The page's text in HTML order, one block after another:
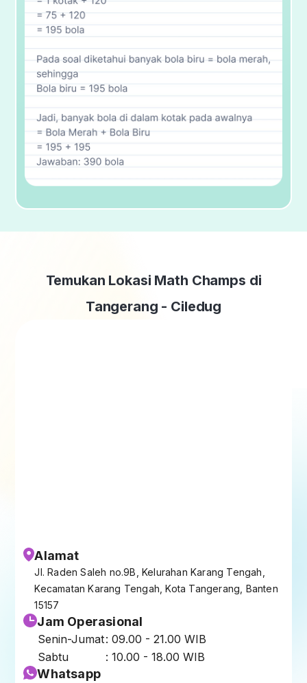
Temukan Lokasi Math Champs di
Tangerang - Ciledug
Alamat
Jl. Raden Saleh no.9B, Kelurahan Karang Tengah,
Kecamatan Karang Tengah, Kota Tangerang, Banten
15157
Jam Operasional
Senin-Jumat: 09.00 - 21.00 WIB
Sabtu
: 10.00 - 18.00 WIB
Whatsapp